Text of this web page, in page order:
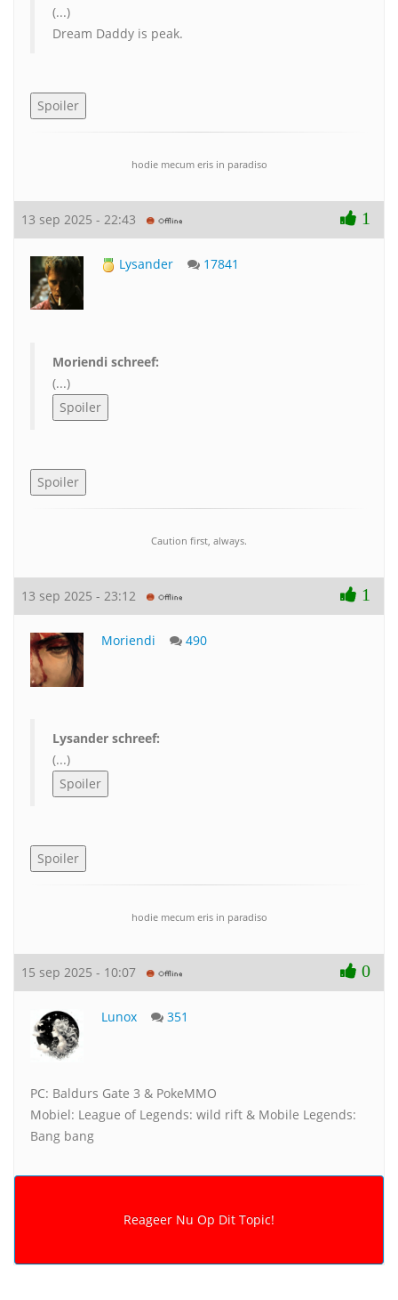
(...)
Dream Daddy is peak.
hodie mecum eris in paradiso
13 sep 2025 - 22:43 1
Lysander 17841
Moriendi schreef:
(...)
Caution first, always.
13 sep 2025 - 23:12 1
Moriendi 490
Lysander schreef:
(...)
hodie mecum eris in paradiso
15 sep 2025 - 10:07 0
Lunox 351
PC: Baldurs Gate 3 & PokeMMO
Mobiel: League of Legends: wild rift & Mobile Legends:
Bang bang